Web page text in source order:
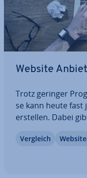
Website
Trotz geringer
se kann heute fast
erstellen. Dabei
inklusive Domain,
Vergleich